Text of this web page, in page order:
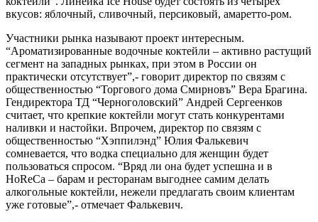
вкусов: яблочный, сливочный, персиковый, амаретто-ром.
Участники рынка называют проект интересным.
“Ароматизированные водочные коктейли – активно растущий
сегмент на западных рынках, при этом в России он
практически отсутствует”,- говорит директор по связям с
общественностью “Торгового дома Смирновъ” Вера Брагина.
Гендиректора ТД “Черноголовский” Андрей Сергеенков
считает, что крепкие коктейли могут стать конкурентами
наливки и настойки. Впрочем, директор по связям с
общественностью “Хэппилэнд” Юлия Фалькевич
сомневается, что водка специально для женщин будет
пользоваться спросом. “Вряд ли она будет успешна и в
HoReCa – барам и ресторанам выгоднее самим делать
алкогольные коктейли, нежели предлагать своим клиентам
уже готовые”,- отмечает Фалькевич.